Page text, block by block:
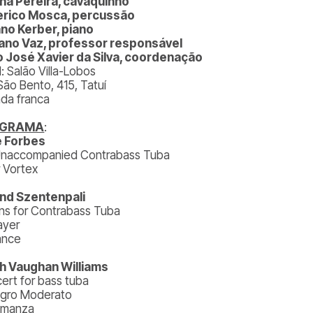
Mosca, percussão
Kerber, piano
Vaz, professor responsável
José Xavier da Silva, coordenação
Salão Villa-Lobos
Bento, 415, Tatuí
franca
:
Forbes
Contrabass Tuba
Vortex
Szentenpali
for Contrabass Tuba
Vaughan Williams
for bass tuba
Moderato